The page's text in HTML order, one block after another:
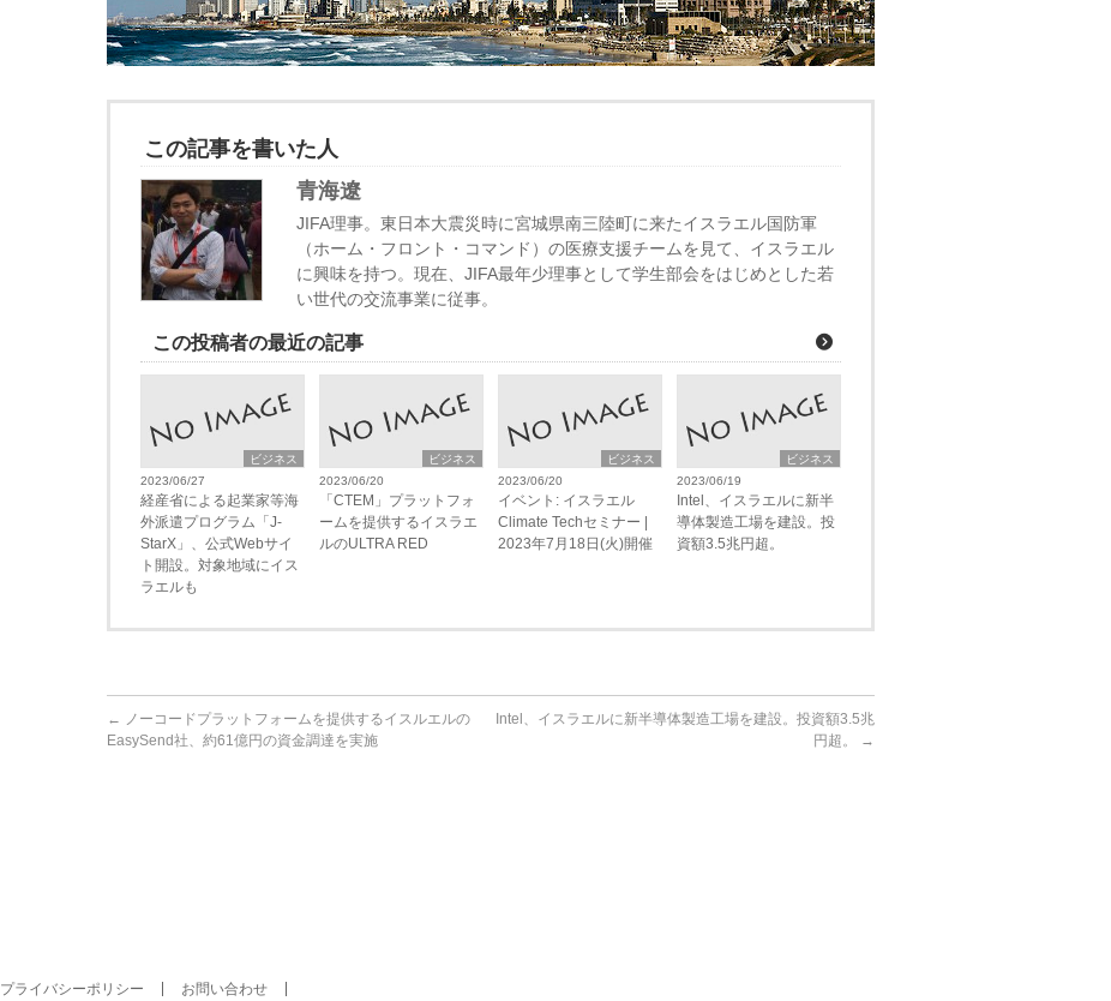
この記事を書いた人
青海遼
JIFA理事。東日本大震災時に宮城県南三陸町に来たイスラエル国防軍
（ホーム・フロント・コマンド）の医療支援チームを見て、イスラエル
に興味を持つ。現在、JIFA最年少理事として学生部会をはじめとした若
い世代の交流事業に従事。
この投稿者の最近の記事
ビジネス
2023/06/27
経産省による起業家等海
外派遣プログラム「J-
StarX」、公式Webサイ
ト開設。対象地域にイス
ラエルも
ビジネス
2023/06/20
「CTEM」プラットフォ
ームを提供するイスラエ
ルのULTRA RED
ビジネス
2023/06/20
イベント: イスラエル
Climate Techセミナー |
2023年7月18日(火)開催
ビジネス
2023/06/19
Intel、イスラエルに新半
導体製造工場を建設。投
資額3.5兆円超。
← ノーコードプラットフォームを提供するイスルエルの
EasySend社、約61億円の資金調達を実施
Intel、イスラエルに新半導体製造工場を建設。投資額3.5兆
円超。
→
プライバシーポリシー お問い合わせ